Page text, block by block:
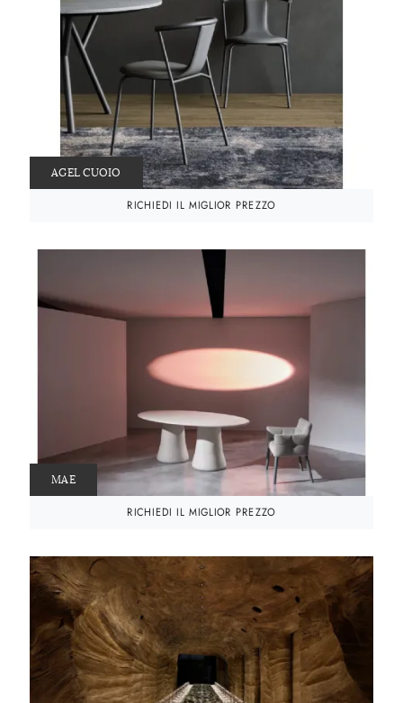
AGEL CUOIO
RICHIEDI IL MIGLIOR PREZZO
MAE
RICHIEDI IL MIGLIOR PREZZO